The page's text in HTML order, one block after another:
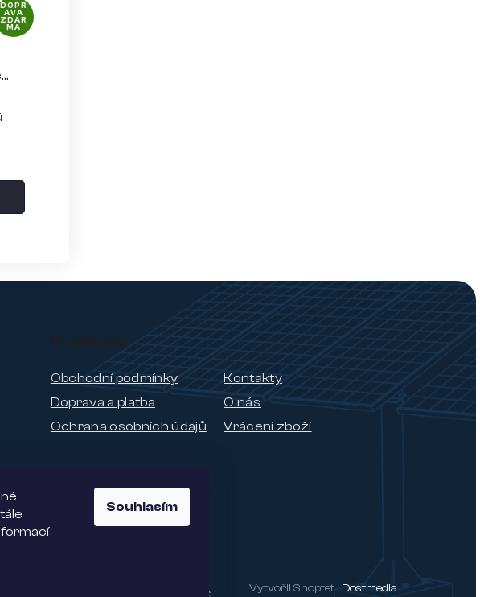
Souhlasím
DOPR
AVA
ZDAR
MA
O nákupu
Kontakty
Obchodní podmínky
O nás
Doprava a platba
Vrácení zboží
Ochrana osobních údajů
Vytvořil Shoptet | Dostmedia